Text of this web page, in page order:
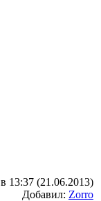
в 13:37 (21.06.2013)
Добавил: Zorro